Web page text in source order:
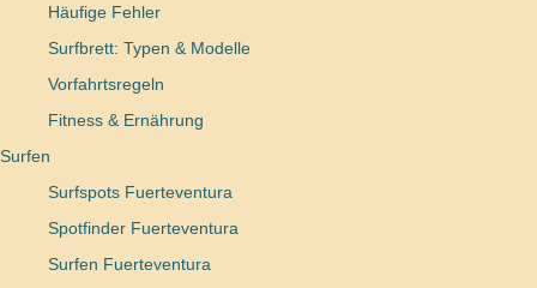
Häufige Fehler
Surfbrett: Typen & Modelle
Vorfahrtsregeln
Fitness & Ernährung
Surfen
Surfspots Fuerteventura
Spotfinder Fuerteventura
Surfen Fuerteventura